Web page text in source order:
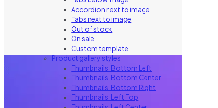
Accordion next to image
Tabs next to image
Out of stock
On sale
Custom template
Product gallery styles
Thumbnails: Bottom Left
Thumbnails: Bottom Center
Thumbnails: Bottom Right
Thumbnails: Left Top